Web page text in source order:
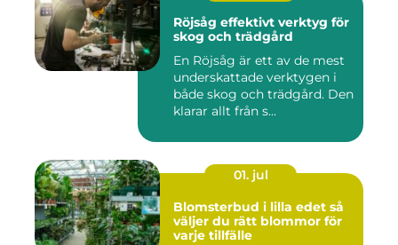
Röjsåg effektivt verktyg för
skog och trädgård
En Röjsåg är ett av de mest
underskattade verktygen i
både skog och trädgård. Den
klarar allt från s...
01. jul
Blomsterbud i lilla edet så
väljer du rätt blommor för
varje tillfälle